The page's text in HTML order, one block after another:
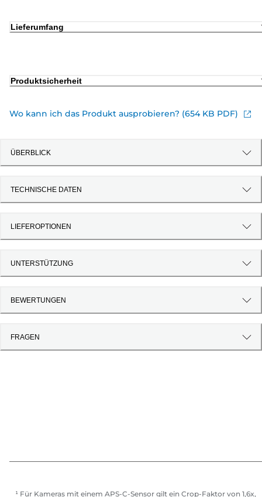
Lieferumfang
Produktsicherheit
Wo kann ich das Produkt ausprobieren? (654 KB PDF)
ÜBERBLICK
TECHNISCHE DATEN
LIEFEROPTIONEN
UNTERSTÜTZUNG
BEWERTUNGEN
FRAGEN
¹ Für Kameras mit einem APS-C-Sensor gilt ein Crop-Faktor von 1,6x,